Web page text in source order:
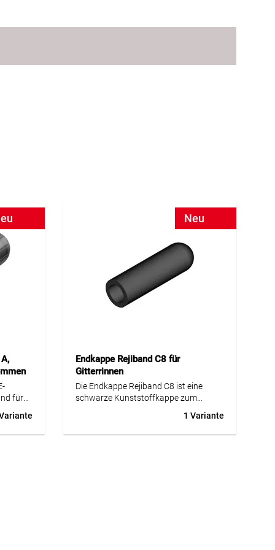
für
Gas-
Die
Neu
Endkappe Rejiband C8 für
Gitterrinnen
Die Endkappe Rejiband C8 ist eine
schwarze Kunststoffkappe zum
Drahtenden an Rejiband Gitterrinnen.
Sie wird auf die Schnittkante oder auf
1 Variante